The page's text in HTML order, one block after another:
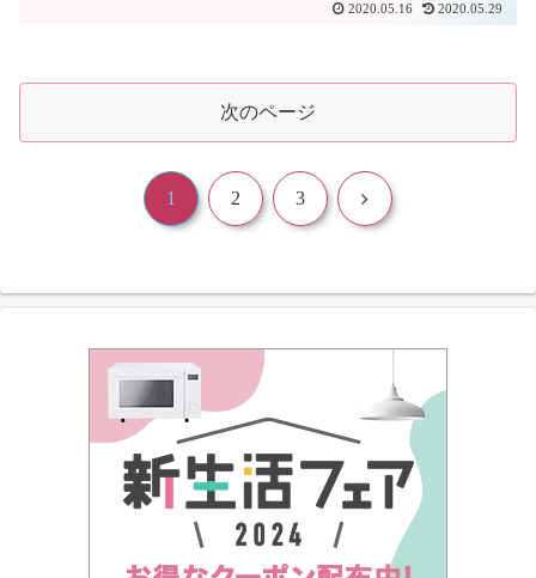
2020.05.16 2020.05.29
次のページ
1 2 3 次